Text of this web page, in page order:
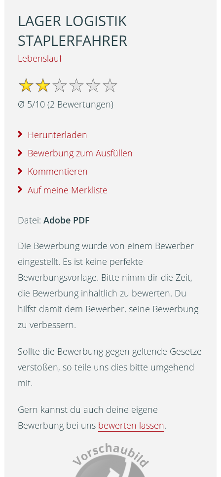
LAGER LOGISTIK
STAPLERFAHRER
Lebenslauf
Ø 5/10 (2 Bewertungen)
Herunterladen
Bewerbung zum Ausfüllen
Kommentieren
Auf meine Merkliste
Datei:Adobe PDF
Die Bewerbung wurde von einem Bewerber
eingestellt. Es ist keine perfekte
Bewerbungsvorlage. Bitte nimm dir die Zeit,
die Bewerbung inhaltlich zu bewerten. Du
hilfst damit dem Bewerber, seine Bewerbung
zu verbessern.
Sollte die Bewerbung gegen geltende Gesetze
verstoßen, so teile uns dies bitte umgehend
mit.
Gern kannst du auch deine eigene
Bewerbung bei uns bewerten lassen.